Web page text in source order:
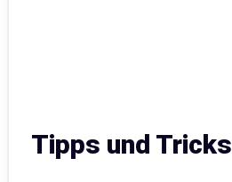
Tipps und Tricks